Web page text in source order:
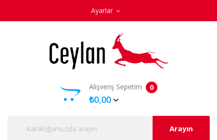
Ayarlar expand_more
Alışveriş Sepetim 0
₺0,00
Arayın